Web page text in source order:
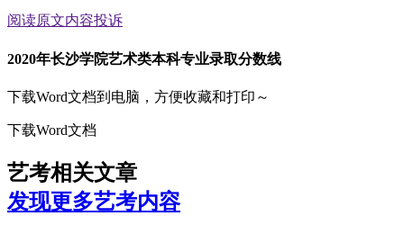
阅读原文内容投诉
2020年长沙学院艺术类本科专业录取分数线
下载Word文档到电脑，方便收藏和打印～
下载Word文档
艺考相关文章
发现更多艺考内容